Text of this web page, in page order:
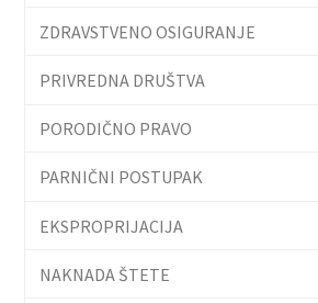
ZDRAVSTVENO OSIGURANJE
PRIVREDNA DRUŠTVA
PORODIČNO PRAVO
PARNIČNI POSTUPAK
EKSPROPRIJACIJA
NAKNADA ŠTETE